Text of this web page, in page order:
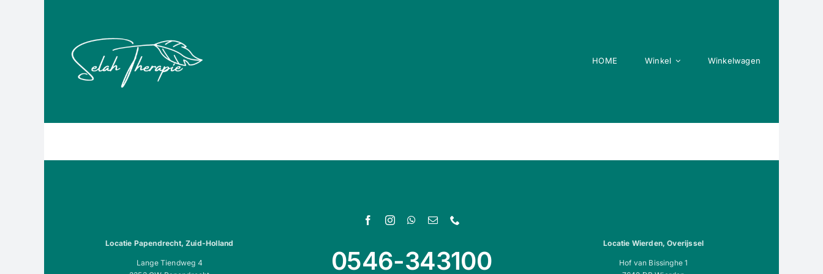
HOME Winkel Winkelwagen
Locatie Papendrecht, Zuid-Holland
Lange Tiendweg 4
0546-343100
Locatie Wierden, Overijssel
Hof van Bissinghe 1